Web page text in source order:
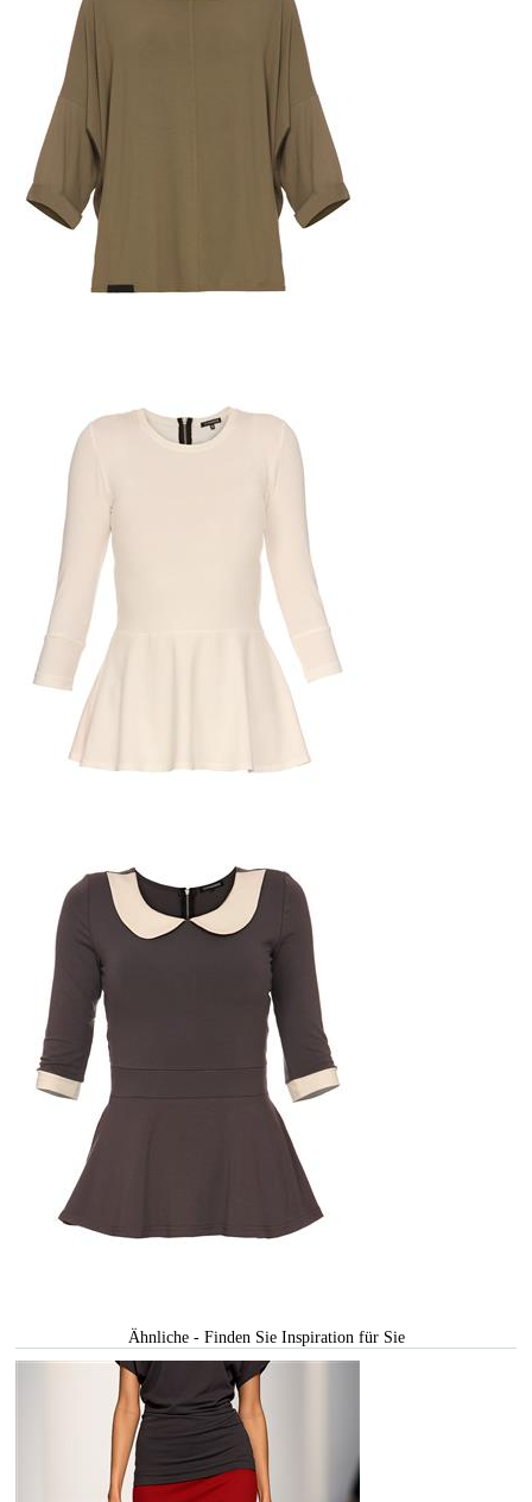
Ähnliche - Finden Sie Inspiration für Sie